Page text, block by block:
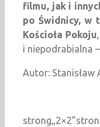
filmu, jak i
po Świdnicy, w
Kościoła Pokoju
i niepodrabialna
Autor: Stanisław